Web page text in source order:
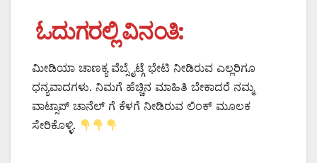
ಓದುಗರಲ್ಲಿ ವಿನಂತಿ:
ಮೀಡಿಯಾ ಚಾಣಕ್ಯ ವೆಬ್ಸೈಟ್ಗೆ ಭೇಟಿ ನೀಡಿರುವ ಎಲ್ಲರಿಗೂ
ಧನ್ಯವಾದಗಳು. ನಿಮಗೆ ಹೆಚ್ಚಿನ ಮಾಹಿತಿ ಬೇಕಾದರೆ ನಮ್ಮ
ವಾಟ್ಸಾಪ್ ಚಾನೆಲ್ ಗೆ ಕೆಳಗೆ ನೀಡಿರುವ ಲಿಂಕ್ ಮೂಲಕ
ಸೇರಿಕೊಳ್ಳಿ.